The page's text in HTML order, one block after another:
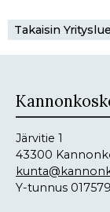
Takaisin
Järvitie 1
43300
Y-tunnus